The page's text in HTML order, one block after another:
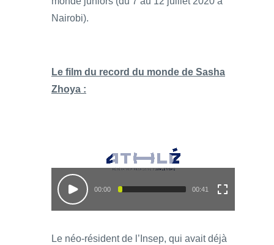
Nairobi).
Le film du record du monde de Sasha
Zhoya :
00:00 00:41
Le néo-résident de l’Insep, qui avait déjà